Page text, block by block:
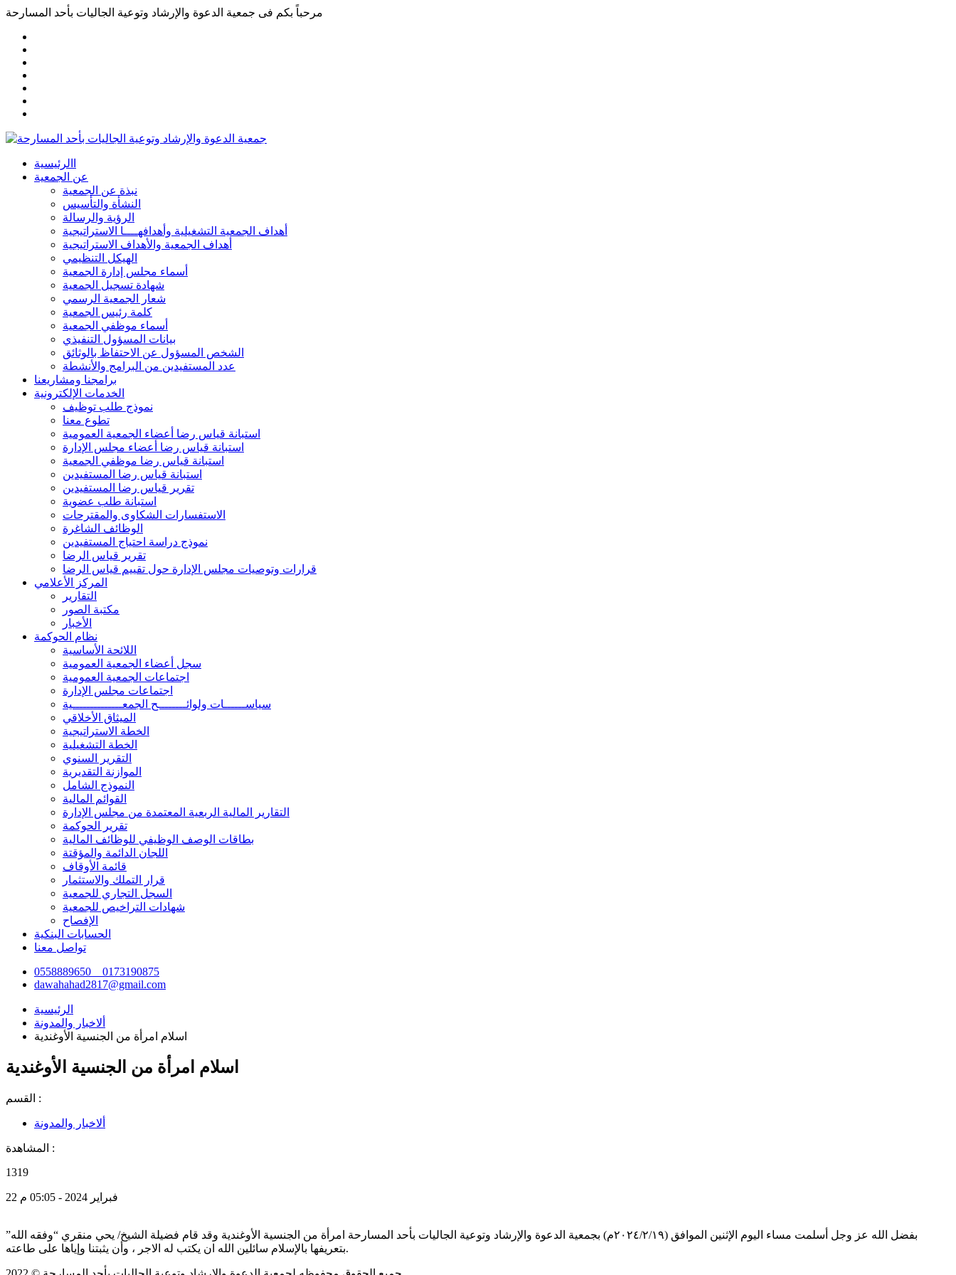
مرحباً بكم فى جمعية الدعوة والإرشاد وتوعية الجاليات بأحد المسارحة
االرئيسية
عن الجمعية
نبذة عن الجمعية
النشأة والتأسيس
الرؤية والرسالة
أهداف الجمعية التشغيلية وأهدافهــــا الاستراتيجية
أهداف الجمعية والأهداف الاستراتيجية
الهيكل التنظيمي
أسماء مجلس إدارة الجمعية
شهادة تسجيل الجمعية
شعار الجمعية الرسمي
كلمة رئيس الجمعية
أسماء موظفي الجمعية
بيانات المسؤول التنفيذي
الشخص المسؤول عن الاحتفاظ بالوثائق
عدد المستفيدين من البرامج والأنشطة
برامجنا ومشاريعنا
الخدمات الإلكترونية
نموذج طلب توظيف
تطوع معنا
استبانة قياس رضا أعضاء الجمعية العمومية
استبانة قياس رضا أعضاء مجلس الإدارة
استبانة قياس رضا موظفي الجمعية
استبانة قياس رضا المستفيدين
تقرير قياس رضا المستفيدين
استبانة طلب عضوية
الاستفسارات الشكاوى والمقترحات
الوظائف الشاغرة
نموذج دراسة احتياج المستفيدين
تقرير قياس الرضا
قرارات وتوصيات مجلس الإدارة حول تقييم قياس الرضا
المركز الأعلامي
التقارير
مكتبة الصور
الأخبار
نظام الحوكمة
اللائحة الأساسية
سجل أعضاء الجمعية العمومية
اجتماعات الجمعية العمومية
اجتماعات مجلس الإدارة
سياســــــات ولوائــــــــح الجمعــــــــــــــية
الميثاق الأخلاقي
الخطة الاستراتيجية
الخطة التشغيلية
التقرير السنوي
الموازنة التقديرية
النموذج الشامل
القوائم المالية
التقارير المالية الربعية المعتمدة من مجلس الإدارة
تقرير الحوكمة
بطاقات الوصف الوظيفي للوظائف المالية
اللجان الدائمة والمؤقتة
قائمة الأوقاف
قرار التملك والاستثمار
السجل التجاري للجمعية
شهادات التراخيص للجمعية
الإفصاح
الحسابات البنكية
تواصل معنا
0558889650 _ 0173190875
dawahahad2817@gmail.com
الرئيسية
ألاخبار والمدونة
اسلام امرأة من الجنسية الأوغندية
اسلام امرأة من الجنسية الأوغندية
القسم :
ألاخبار والمدونة
المشاهدة :
1319
22 فبراير 2024 - 05:05 م
بفضل الله عز وجل أسلمت مساء اليوم الإثنين الموافق (٢٠٢٤/٢/١٩م) بجمعية الدعوة والإرشاد وتوعية الجاليات بأحد المسارحة امرأة من الجنسية الأوغندية وقد قام فضيلة الشيخ/ يحي منقري “وفقه الله”
بتعريفها بالإسلام سائلين الله ان يكتب له الاجر ، وأن يثبتنا وإياها على طاعته.